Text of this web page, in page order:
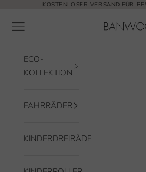
Zum Inhalt springenKOSTENLOSER VERSAND FÜR
Banwood
Navigationsmenü öffnen
ECO-
KOLLEKTION
FAHRRÄDER
KINDERDREIRÄDER